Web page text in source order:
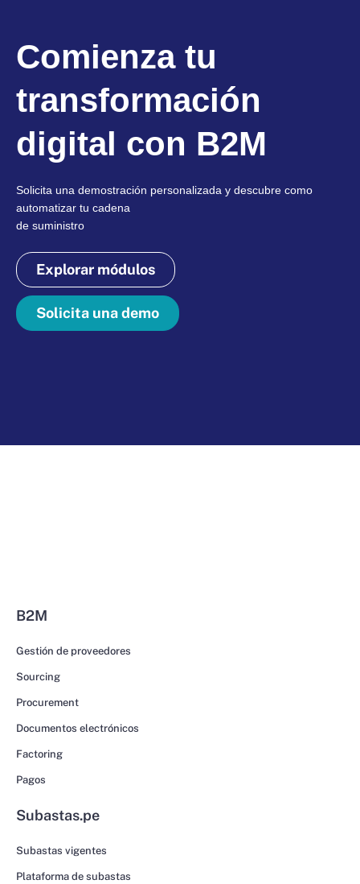
Comienza tu
transformación
digital con B2M
Solicita una demostración personalizada y descubre como
automatizar tu cadena
de suministro
Explorar módulos
Solicita una demo
B2M
Gestión de proveedores
Sourcing
Procurement
Documentos electrónicos
Factoring
Pagos
Subastas.pe
Subastas vigentes
Plataforma de subastas